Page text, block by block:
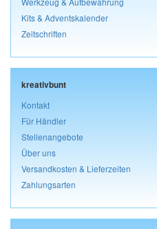
Kits & Adventskalender
Zeitschriften
kreativbunt
Kontakt
Für Händler
Stellenangebote
Über uns
Versandkosten & Lieferzeiten
Zahlungsarten